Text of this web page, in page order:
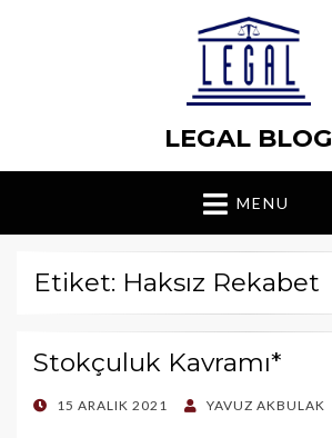
LEGAL BLOG
MENU
Etiket: Haksız Rekabet
Stokçuluk Kavramı*
POSTED
15 ARALIK 2021 YAVUZ AKBULAK